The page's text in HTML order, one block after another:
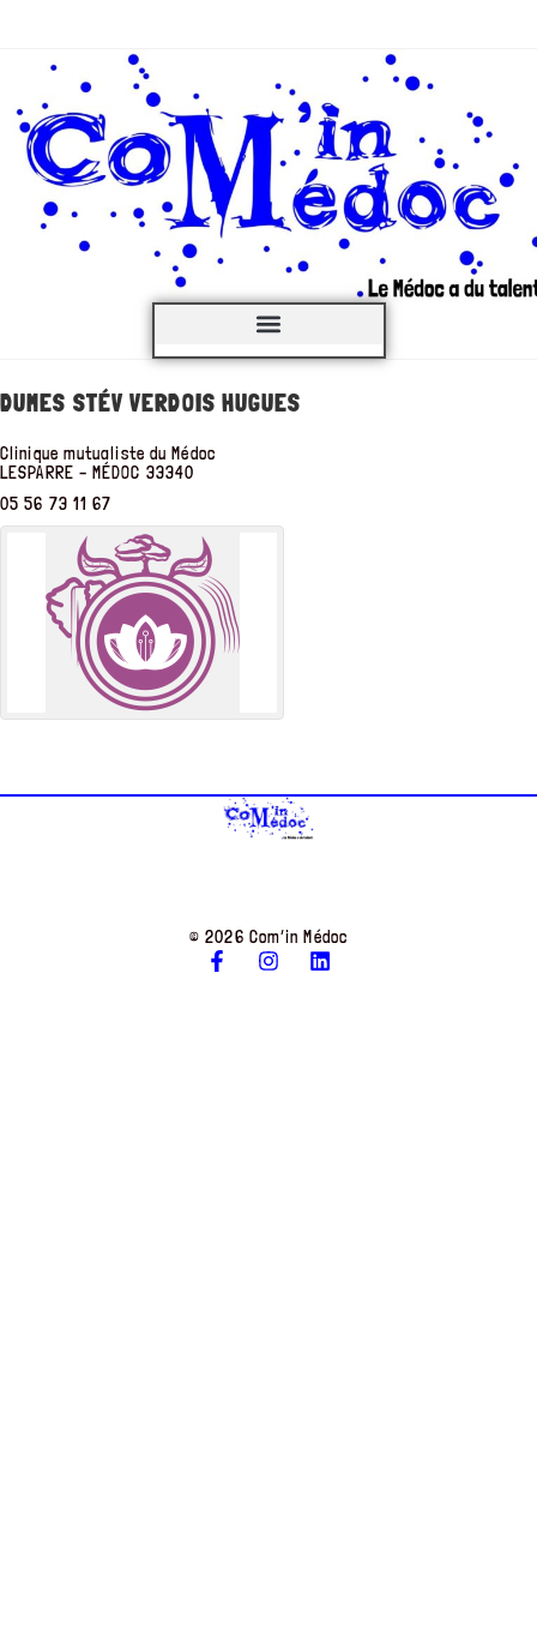
DUMES STÉV VERDOIS HUGUES
Clinique mutualiste du Médoc
LESPARRE – MÉDOC 33340
05 56 73 11 67
© 2026 Com’in Médoc